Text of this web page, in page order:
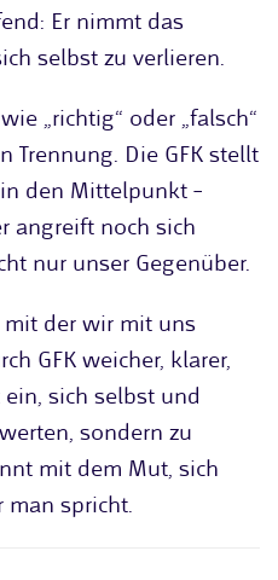
Er nimmt das
selbst zu verlieren.
„richtig“ oder „falsch“
Trennung. Die GFK stellt
den Mittelpunkt –
angreift noch sich
nur unser Gegenüber.
mit der wir mit uns
GFK weicher, klarer,
sich selbst und
sondern zu
mit dem Mut, sich
man spricht.